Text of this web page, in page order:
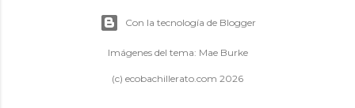
Con la tecnología de Blogger
Imágenes del tema: Mae Burke
(c) ecobachillerato.com 2026